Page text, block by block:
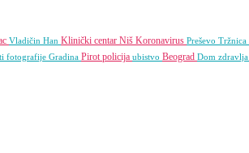
Vladičin Han Klinički centar Niš Koronavirus Preševo Tržnica
fotografije Gradina Pirotpolicija ubistvo Beograd Dom zdravlja